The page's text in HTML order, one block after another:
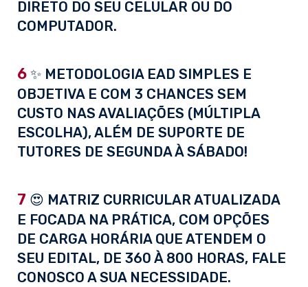
DIRETO DO SEU CELULAR OU DO
COMPUTADOR.
6 ✨ METODOLOGIA EAD SIMPLES E
OBJETIVA E COM 3 CHANCES SEM
CUSTO NAS AVALIAÇÕES (MÚLTIPLA
ESCOLHA), ALÉM DE SUPORTE DE
TUTORES DE SEGUNDA À SÁBADO!
7 😍 MATRIZ CURRICULAR ATUALIZADA
E FOCADA NA PRÁTICA, COM OPÇÕES
DE CARGA HORÁRIA QUE ATENDEM O
SEU EDITAL, DE 360 À 800 HORAS, FALE
CONOSCO A SUA NECESSIDADE.